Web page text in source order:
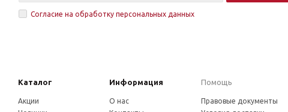
Согласие на обработку персональных данных
Каталог Информация Помощь
Акции
О нас
Правовые документы